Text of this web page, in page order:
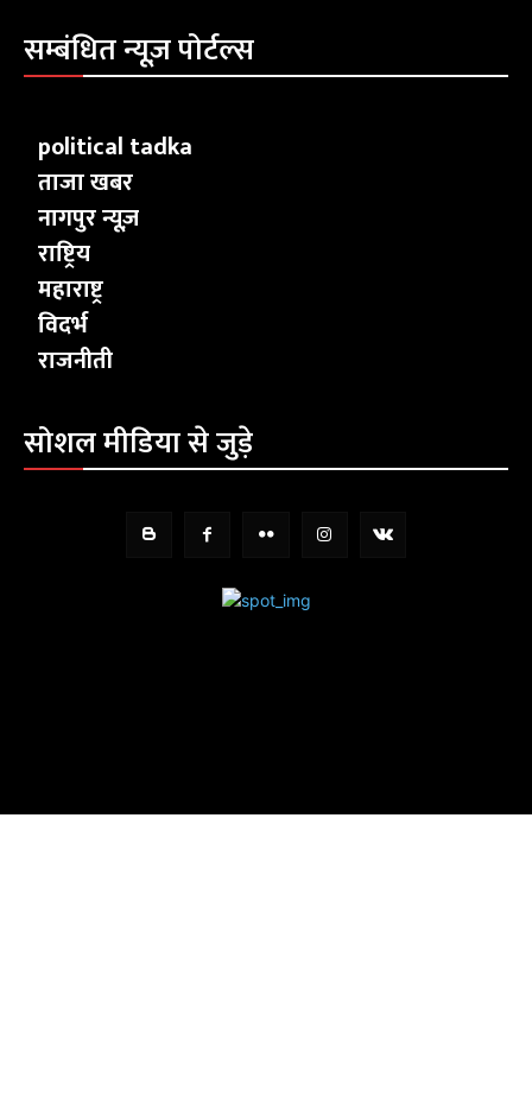
सम्बंधित न्यूज़ पोर्टल्स
political tadka
ताजा खबर
नागपुर न्यूज़
राष्ट्रिय
महाराष्ट्र
विदर्भ
राजनीती
सोशल मीडिया से जुड़े